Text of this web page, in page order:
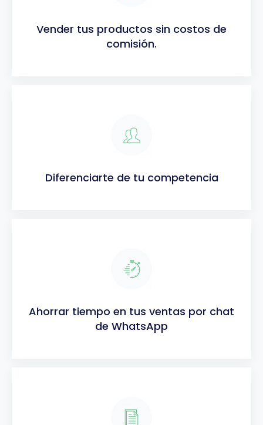
Vender tus productos sin costos de
comisión.
Diferenciarte de tu competencia
Ahorrar tiempo en tus ventas por chat
de WhatsApp